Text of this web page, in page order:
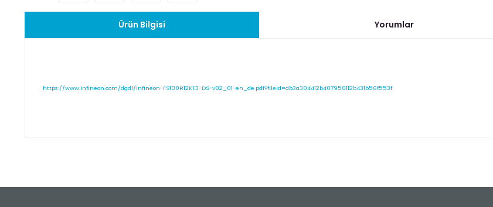
Ürün Bilgisi Yorumlar
https://www.infineon.com/dgdl/Infineon-FS100R12KT3-DS-v02_01-en_de.pdf?fileId=db3a304412b407950112b431b56f553f
Yorum Yaz
Ürün açıklamasında eksik bilgiler bulunuyor.